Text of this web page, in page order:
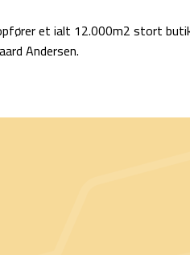
et ialt 12.000m2 stort
Andersen.